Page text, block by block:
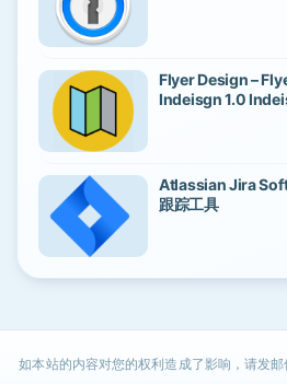
Flyer Design –
Indeisgn 1.0
Atlassian Jira
跟踪工具
如本站的内容对您的权利造成了影响，请发邮